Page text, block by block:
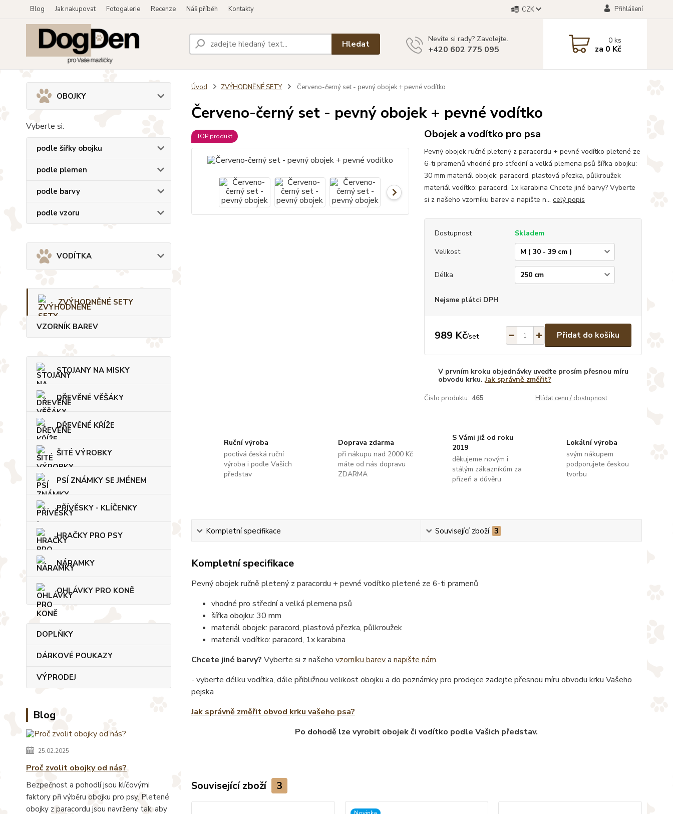
Blog Jak nakupovat Fotogalerie Recenze Náš příběh Kontakty CZK Přihlášení
Hledat Nevíte si rady? Zavolejte.
+420 602 775 095
0ks
za 0 Kč
OBOJKY
Vyberte si:
podle šířky obojku
podle plemen
podle barvy
podle vzoru
VODÍTKA
ZVÝHODNĚNÉ SETY
VZORNÍK BAREV
STOJANY NA MISKY
DŘEVĚNÉ VĚŠÁKY
DŘEVĚNÉ KŘÍŽE
ŠITÉ VÝROBKY
PSÍ ZNÁMKY SE JMÉNEM
PŘÍVĚSKY - KLÍČENKY
HRAČKY PRO PSY
NÁRAMKY
OHLÁVKY PRO KONĚ
DOPLŇKY
DÁRKOVÉ POUKAZY
VÝPRODEJ
Blog
25.02.2025
Proč zvolit obojky od nás?
Bezpečnost a pohodlí jsou klíčovými
faktory při výběru obojku pro psy. Pletené
obojky z paracordu jsou navrženy tak, aby
Úvod ZVÝHODNĚNÉ SETY Červeno-černý set - pevný obojek + pevné vodítko
Červeno-černý set - pevný obojek + pevné vodítko
TOP produkt Obojek a vodítko pro psa
Pevný obojek ručně pletený z paracordu + pevné vodítko pletené ze
6-ti pramenů vhodné pro střední a velká plemena psů šířka obojku:
30 mm materiál obojek: paracord, plastová přezka, půlkroužek
materiál vodítko: paracord, 1x karabina Chcete jiné barvy? Vyberte
si z našeho vzorníku barev a napište n... celý popis
Dostupnost
Skladem
Velikost
Délka
Nejsme plátci DPH
989 Kč/set Přidat do košíku
V prvním kroku objednávky uveďte prosím přesnou míru
obvodu krku.Jak správně změřit?
Číslo produktu: 465 Hlídat cenu / dostupnost
Ruční výroba
poctivá česká ruční
výroba i podle Vašich
představ
Doprava zdarma
při nákupu nad 2000 Kč
máte od nás dopravu
ZDARMA
S Vámi již od roku
2019
děkujeme novým i
stálým zákazníkům za
přízeň a důvěru
Lokální výroba
svým nákupem
podporujete českou
tvorbu
Kompletní specifikace Související zboží 3
Kompletní specifikace
Pevný obojek ručně pletený z paracordu + pevné vodítko pletené ze 6-ti pramenů
vhodné pro střední a velká plemena psů
šířka obojku: 30 mm
materiál obojek: paracord, plastová přezka, půlkroužek
materiál vodítko: paracord, 1x karabina
Chcete jiné barvy? Vyberte si z našeho vzorníku bareva napište nám.
- vyberte délku vodítka, dále přibližnou velikost obojku a do poznámky pro prodejce zadejte přesnou míru obvodu krku Vašeho
pejska
Jak správně změřit obvod krku vašeho psa?
Po dohodě lze vyrobit obojek či vodítko podle Vašich představ.
Související zboží 3